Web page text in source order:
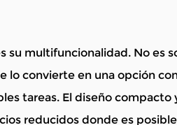
su multifuncionalidad. No es
convierte en una opción
tareas. El diseño compacto
reducidos donde es